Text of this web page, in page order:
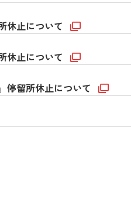
休止について
休止について
停留所休止について